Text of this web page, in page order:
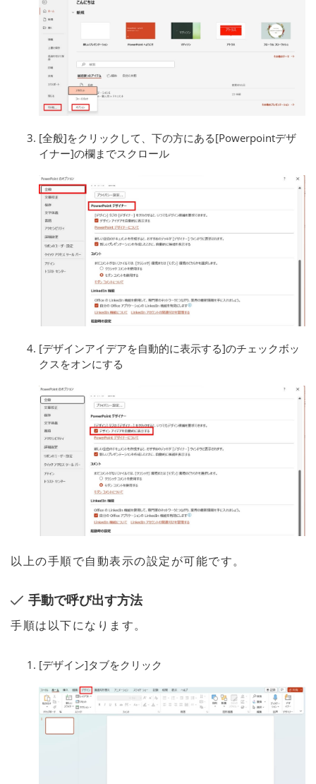
[全般]をクリックして、下の方にある[Powerpointデザ
イナー]の欄までスクロール
[デザインアイデアを自動的に表示する]のチェックボッ
クスをオンにする
以上の手順で自動表示の設定が可能です。
手動で呼び出す方法
手順は以下になります。
[デザイン]タブをクリック